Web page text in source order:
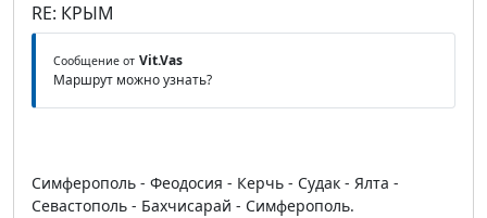
RE: КРЫМ
Сообщение от Vit.Vas
Маршрут можно узнать?
Симферополь - Феодосия - Керчь - Судак - Ялта -
Севастополь - Бахчисарай - Симферополь.